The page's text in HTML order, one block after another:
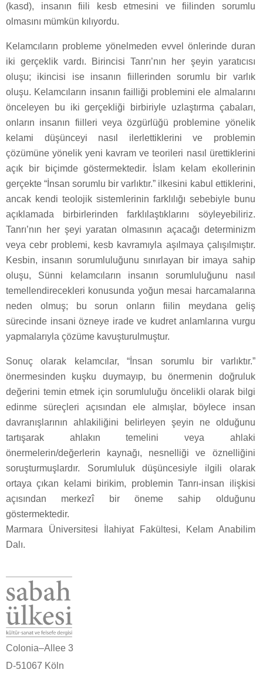
(kasd), insanın fiili kesb etmesini ve fiilinden sorumlu
olmasını mümkün kılıyordu.
Kelamcıların probleme yönelmeden evvel önlerinde duran
iki gerçeklik vardı. Birincisi Tanrı’nın her şeyin yaratıcısı
oluşu; ikincisi ise insanın fiillerinden sorumlu bir varlık
oluşu. Kelamcıların insanın failliği problemini ele almalarını
önceleyen bu iki gerçekliği birbiriyle uzlaştırma çabaları,
onların insanın fiilleri veya özgürlüğü problemine yönelik
kelami düşünceyi nasıl ilerlettiklerini ve problemin
çözümüne yönelik yeni kavram ve teorileri nasıl ürettiklerini
açık bir biçimde göstermektedir. İslam kelam ekollerinin
gerçekte “İnsan sorumlu bir varlıktır.” ilkesini kabul ettiklerini,
ancak kendi teolojik sistemlerinin farklılığı sebebiyle bunu
açıklamada birbirlerinden farklılaştıklarını söyleyebiliriz.
Tanrı’nın her şeyi yaratan olmasının açacağı determinizm
veya cebr problemi, kesb kavramıyla aşılmaya çalışılmıştır.
Kesbin, insanın sorumluluğunu sınırlayan bir imaya sahip
oluşu, Sünni kelamcıların insanın sorumluluğunu nasıl
temellendirecekleri konusunda yoğun mesai harcamalarına
neden olmuş; bu sorun onların fiilin meydana geliş
sürecinde insani özneye irade ve kudret anlamlarına vurgu
yapmalarıyla çözüme kavuşturulmuştur.
Sonuç olarak kelamcılar, “İnsan sorumlu bir varlıktır.”
önermesinden kuşku duymayıp, bu önermenin doğruluk
değerini temin etmek için sorumluluğu öncelikli olarak bilgi
edinme süreçleri açısından ele almışlar, böylece insan
davranışlarının ahlakiliğini belirleyen şeyin ne olduğunu
tartışarak ahlakın temelini veya ahlaki
önermelerin/değerlerin kaynağı, nesnelliği ve öznelliğini
soruşturmuşlardır. Sorumluluk düşüncesiyle ilgili olarak
ortaya çıkan kelami birikim, problemin Tanrı-insan ilişkisi
açısından merkezî bir öneme sahip olduğunu
göstermektedir.
Marmara Üniversitesi İlahiyat Fakültesi, Kelam Anabilim
Dalı.
Colonia–Allee 3
D-51067 Köln